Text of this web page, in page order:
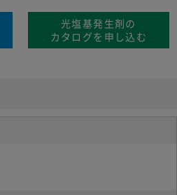
光塩基発生剤の
カタログを申し込む